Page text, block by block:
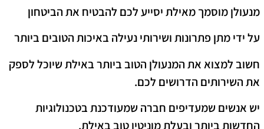
מנעולן מוסמך מאילת יסייע לכם להבטיח את הביטחון
על ידי מתן פתרונות ושירותי נעילה באיכות הטובים ביותר
חשוב למצוא את המנעולן הטוב ביותר באילת שיוכל לספק
את השירותים הדרושים לכם.
יש אנשים שמעדיפים חברה שמעודכנת בטכנולוגיות
החדשות ביותר ובעלת מוניטין טוב באילת.